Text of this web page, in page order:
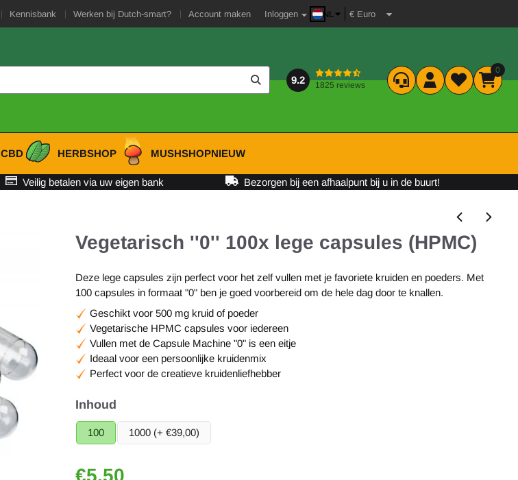
Kennisbank Werken bij Dutch-smart? Account maken Inloggen NL
9.2 1825 reviews
0
CBD HERBSHOP MUSHSHOPNIEUW
Veilig betalen via uw eigen bank Bezorgen bij een afhaalpunt bij u in de buurt!
Vegetarisch ''0'' 100x lege capsules (HPMC)
Deze lege capsules zijn perfect voor het zelf vullen met je favoriete kruiden en poeders. Met
100 capsules in formaat "0" ben je goed voorbereid om de hele dag door te knallen.
Geschikt voor 500 mg kruid of poeder
Vegetarische HPMC capsules voor iedereen
Vullen met de Capsule Machine "0" is een eitje
Ideaal voor een persoonlijke kruidenmix
Perfect voor de creatieve kruidenliefhebber
Maak een keuze voor
Inhoud
100 1000 (+ €39,00)
€5,50